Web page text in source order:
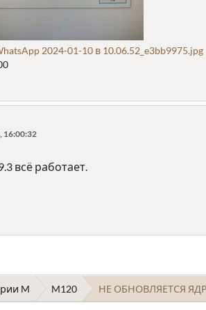
2024-01-10 в 10.06.52_e3bb9975.jpg
16:00:32
всё работает.
M M120 НЕ ОБНОВЛЯЕТСЯ